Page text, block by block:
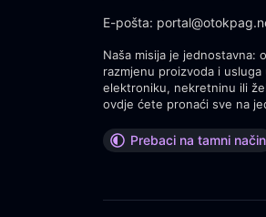
E-pošta:
Naša misija je jednostavna:
razmjenu proizvoda i
elektroniku, nekretninu ili
ovdje ćete pronaći sve na
Prebaci na tamni način